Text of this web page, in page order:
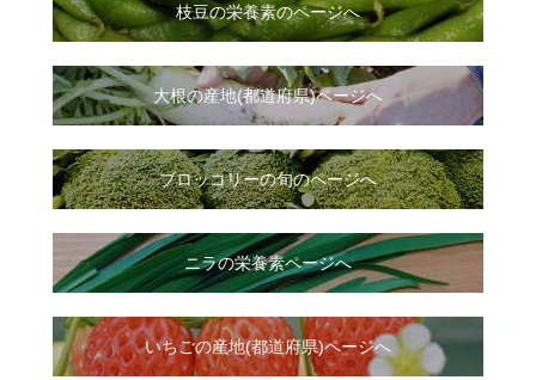
枝豆の栄養素のページへ
大根の産地(都道府県)ページへ
ブロッコリーの旬のページへ
ニラの栄養素ページへ
いちごの産地(都道府県)ページへ